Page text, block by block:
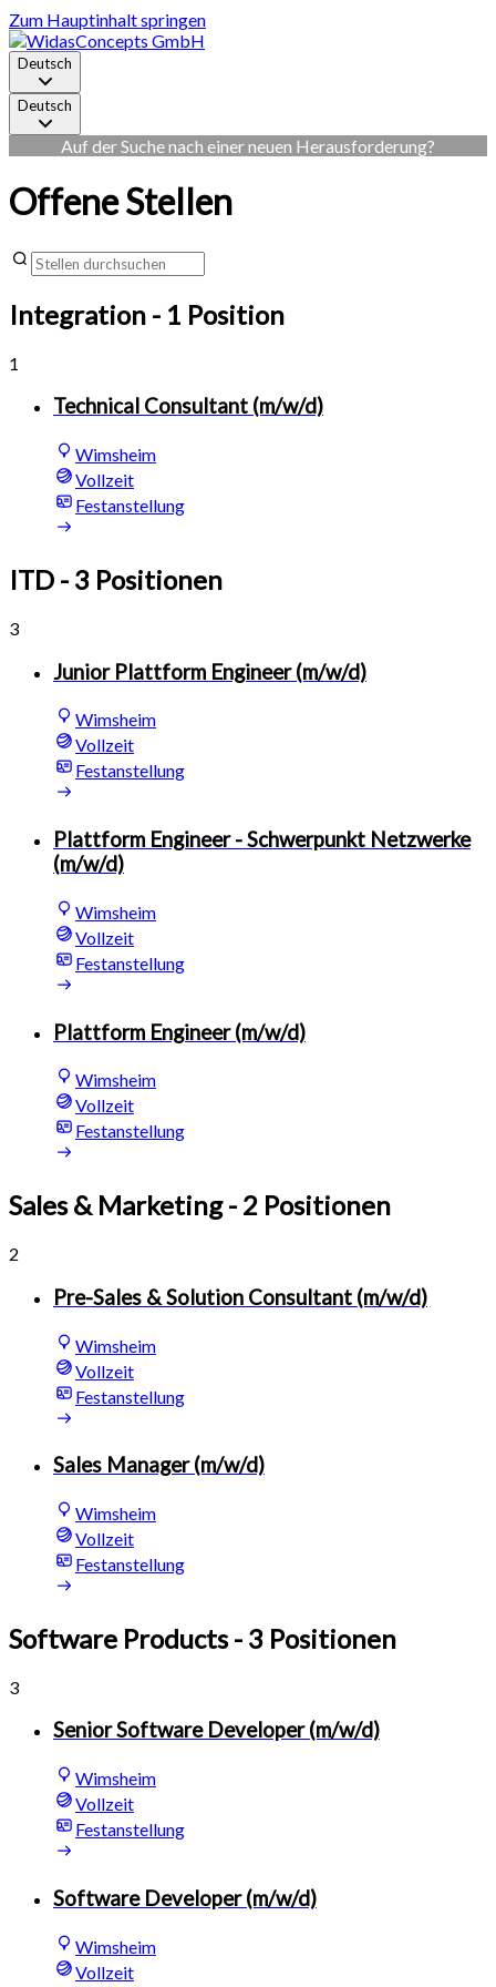
Zum Hauptinhalt springen
Deutsch
Deutsch
Auf der Suche nach einer neuen Herausforderung?
Offene Stellen
Integration - 1 Position
1
Technical Consultant (m/w/d)
Wimsheim
Vollzeit
Festanstellung
ITD - 3 Positionen
3
Junior Plattform Engineer (m/w/d)
Wimsheim
Vollzeit
Festanstellung
Plattform Engineer - Schwerpunkt Netzwerke
(m/w/d)
Wimsheim
Vollzeit
Festanstellung
Plattform Engineer (m/w/d)
Wimsheim
Vollzeit
Festanstellung
Sales & Marketing- 2 Positionen
2
Pre-Sales & Solution Consultant (m/w/d)
Wimsheim
Vollzeit
Festanstellung
Sales Manager (m/w/d)
Wimsheim
Vollzeit
Festanstellung
Software Products- 3 Positionen
3
Senior Software Developer (m/w/d)
Wimsheim
Vollzeit
Festanstellung
Software Developer (m/w/d)
Wimsheim
Vollzeit